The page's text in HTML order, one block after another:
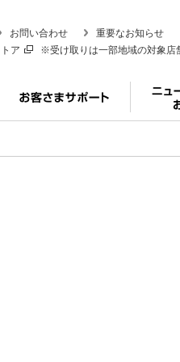
お問い合わせ
重要なお知らせ
ア
※受け取りは一部地域の対象店